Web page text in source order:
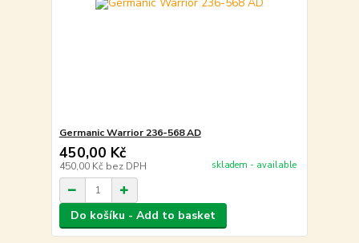
Germanic Warrior 236-568 AD
450,00 Kč
450,00 Kč bez DPH skladem - available
Do košíku - Add to basket